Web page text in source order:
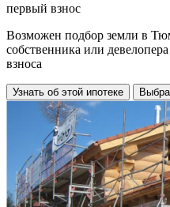
первый взнос
Возможен подбор земли в
собственника или
взноса
Узнать об этой ипотеке